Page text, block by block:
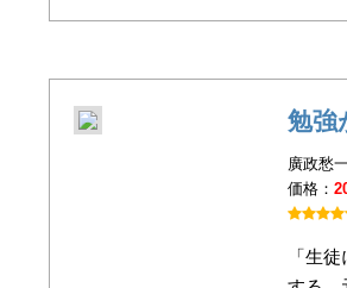
勉強
廣政愁
価格：
「生